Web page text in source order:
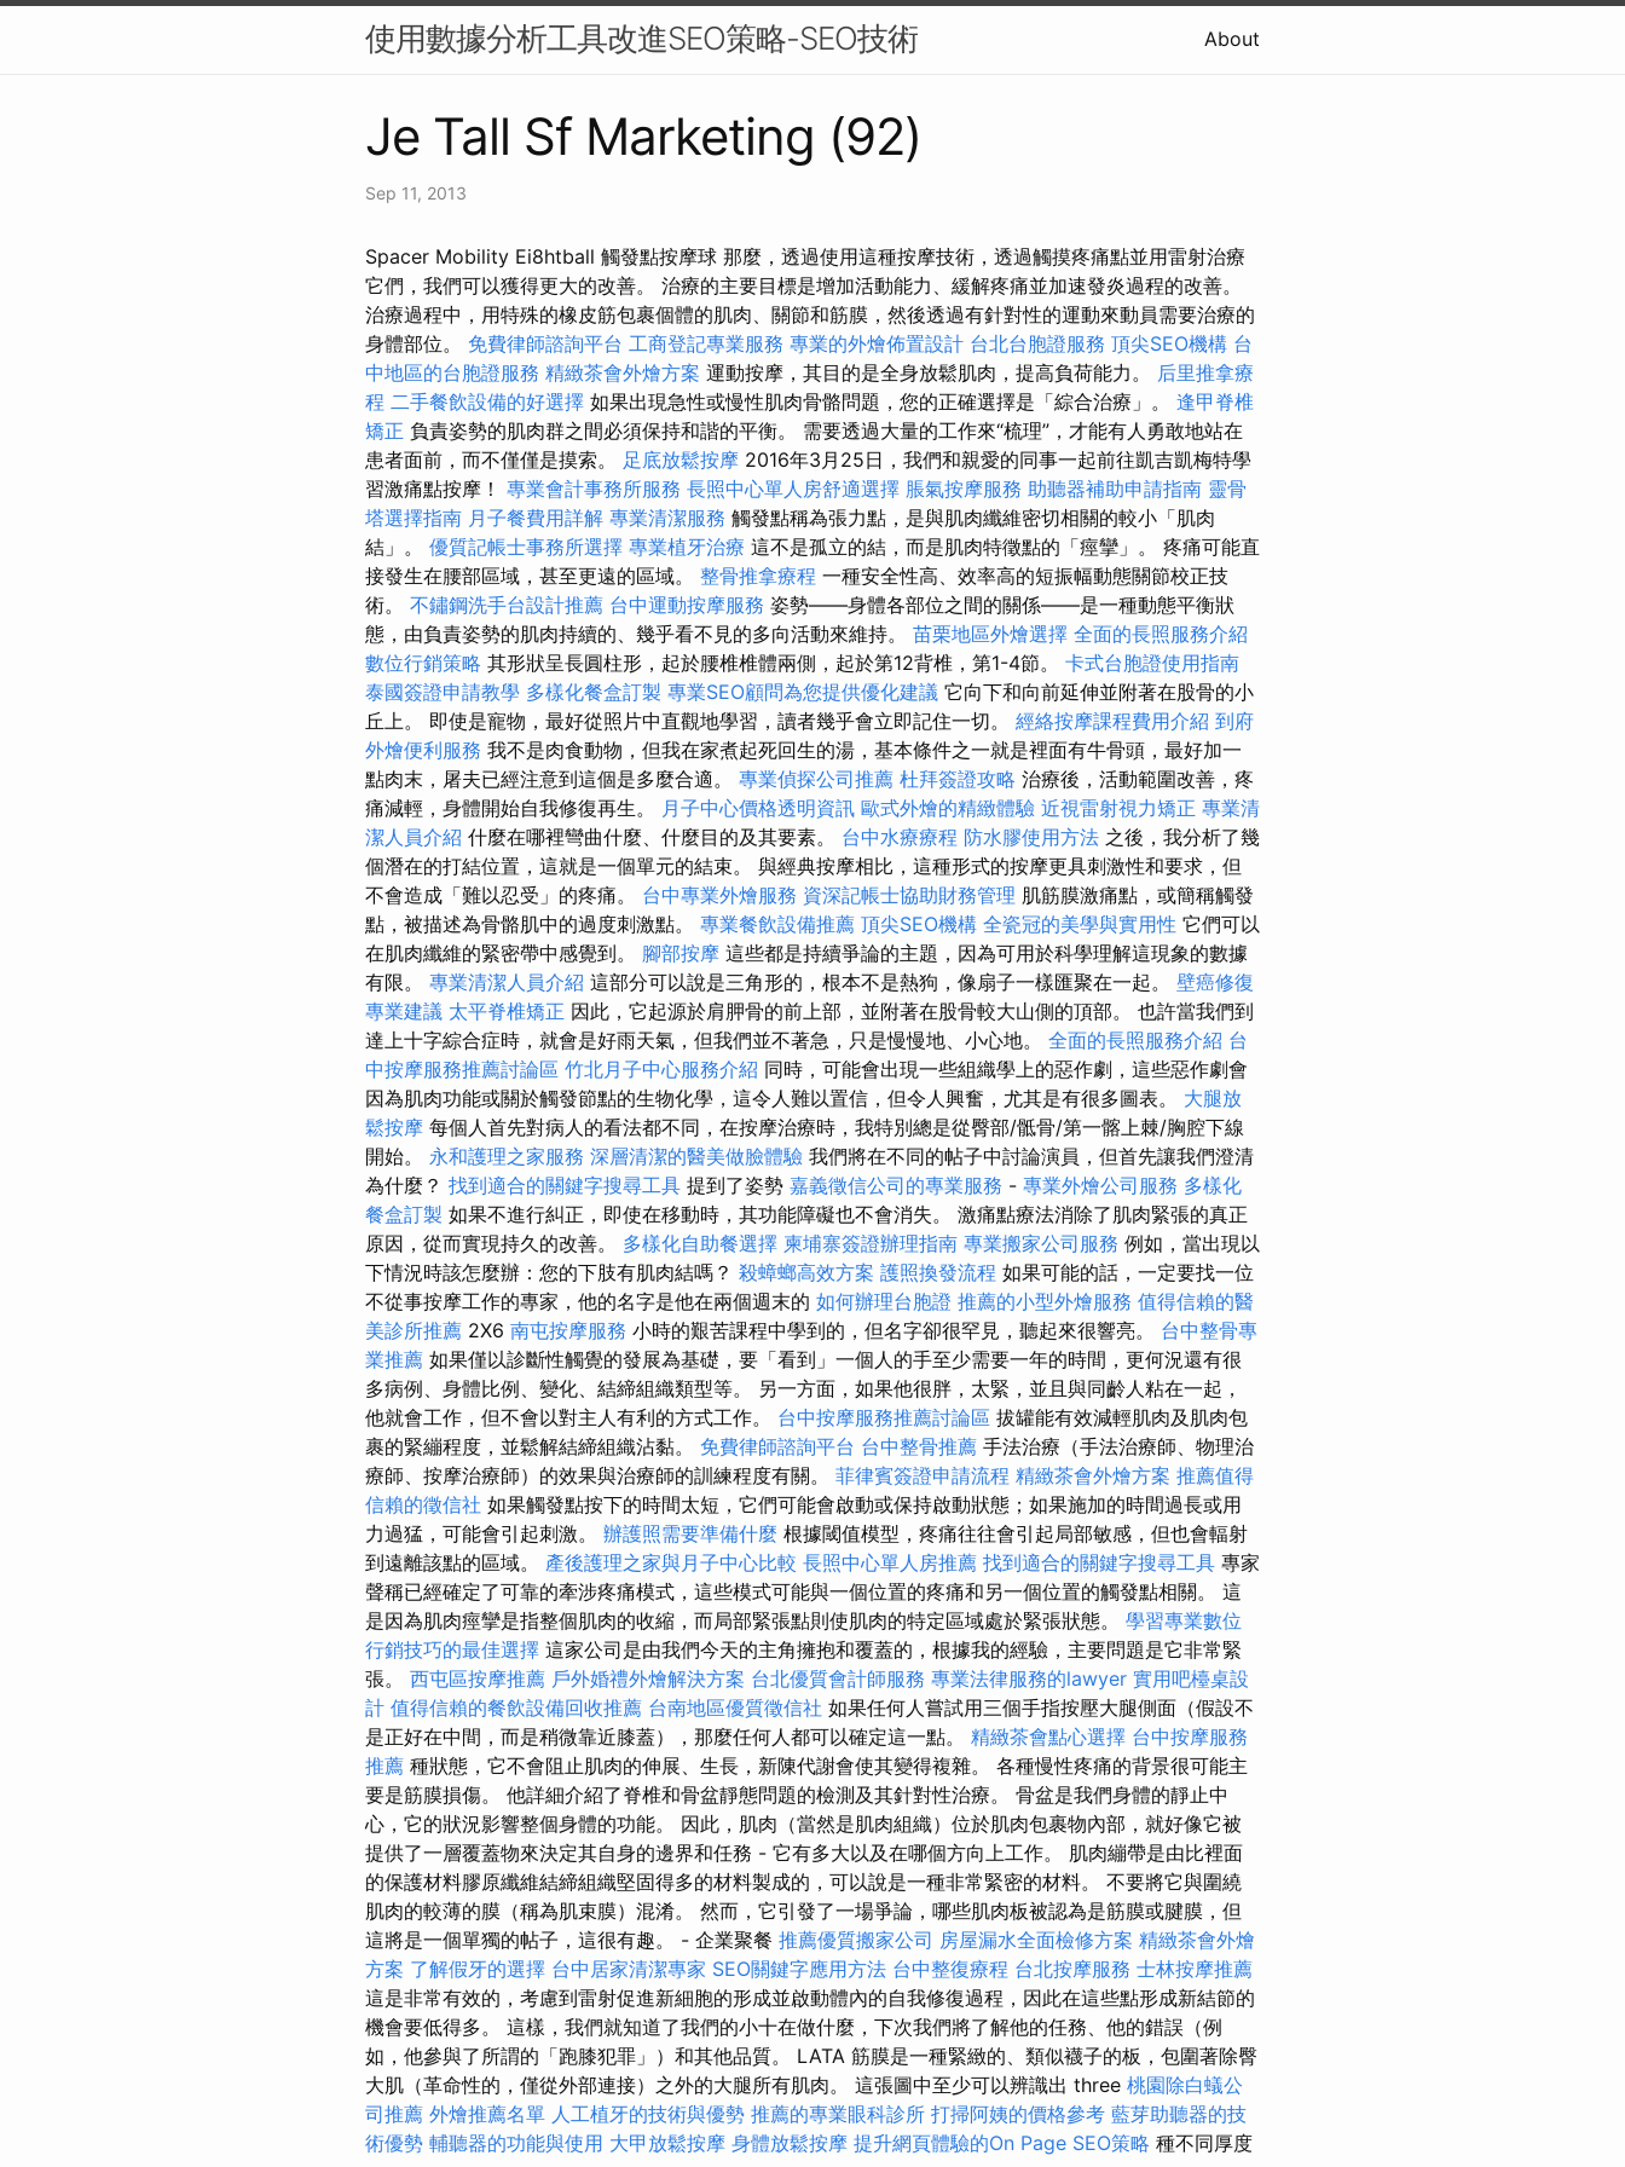
使用數據分析工具改進SEO策略-SEO技術 About
Je Tall Sf Marketing (92)
Sep 11, 2013
Spacer Mobility Ei8htball 觸發點按摩球 那麼，透過使用這種按摩技術，透過觸摸疼痛點並用雷射治療
它們，我們可以獲得更大的改善。 治療的主要目標是增加活動能力、緩解疼痛並加速發炎過程的改善。
治療過程中，用特殊的橡皮筋包裹個體的肌肉、關節和筋膜，然後透過有針對性的運動來動員需要治療的
身體部位。 免費律師諮詢平台 工商登記專業服務 專業的外燴佈置設計 台北台胞證服務 頂尖SEO機構 台
中地區的台胞證服務 精緻茶會外燴方案 運動按摩，其目的是全身放鬆肌肉，提高負荷能力。 后里推拿療
程 二手餐飲設備的好選擇 如果出現急性或慢性肌肉骨骼問題，您的正確選擇是「綜合治療」。 逢甲脊椎
矯正 負責姿勢的肌肉群之間必須保持和諧的平衡。 需要透過大量的工作來“梳理”，才能有人勇敢地站在
患者面前，而不僅僅是摸索。 足底放鬆按摩 2016年3月25日，我們和親愛的同事一起前往凱吉凱梅特學
習激痛點按摩！ 專業會計事務所服務 長照中心單人房舒適選擇 脹氣按摩服務 助聽器補助申請指南 靈骨
塔選擇指南 月子餐費用詳解 專業清潔服務 觸發點稱為張力點，是與肌肉纖維密切相關的較小「肌肉
結」。 優質記帳士事務所選擇 專業植牙治療 這不是孤立的結，而是肌肉特徵點的「痙攣」​​。 疼痛可能直
接發生在腰部區域，甚至更遠的區域。 整骨推拿療程 一種安全性高、效率高的短振幅動態關節校正技
術。 不鏽鋼洗手台設計推薦 台中運動按摩服務 姿勢——身體各部位之間的關係——是一種動態平衡狀
態，由負責姿勢的肌肉持續的、幾乎看不見的多向活動來維持。 苗栗地區外燴選擇 全面的長照服務介紹
數位行銷策略 其形狀呈長圓柱形，起於腰椎椎體兩側，起於第12背椎，第1-4節。 卡式台胞證使用指南
泰國簽證申請教學 多樣化餐盒訂製 專業SEO顧問為您提供優化建議 它向下和向前延伸並附著在股骨的小
丘上。 即使是寵物，最好從照片中直觀地學習，讀者幾乎會立即記住一切。 經絡按摩課程費用介紹 到府
外燴便利服務 我不是肉食動物，但我在家煮起死回生的湯，基本條件之一就是裡面有牛骨頭，最好加一
點肉末，屠夫已經注意到這個是多麼合適。 專業偵探公司推薦 杜拜簽證攻略 治療後，活動範圍改善，疼
痛減輕，身體開始自我修復再生。
月子中心價格透明資訊 歐式外燴的精緻體驗 近視雷射視力矯正 專業清
潔人員介紹 什麼在哪裡彎曲什麼、什麼目的及其要素。 台中水療療程 防水膠使用方法 之後，我分析了幾
個潛在的打結位置，這就是一個單元的結束。 與經典按摩相比，這種形式的按摩更具刺激性和要求，但
不會造成「難以忍受」的疼痛。 台中專業外燴服務 資深記帳士協助財務管理 肌筋膜激痛點，或簡稱觸發
點，被描述為骨骼肌中的過度刺激點。 專業餐飲設備推薦 頂尖SEO機構 全瓷冠的美學與實用性 它們可以
在肌肉纖維的緊密帶中感覺到。 腳部按摩 這些都是持續爭論的主題，因為可用於科學理解這現象的數據
有限。 專業清潔人員介紹 這部分可以說是三角形的，根本不是熱狗，像扇子一樣匯聚在一起。 壁癌修復
專業建議 太平脊椎矯正 因此，它起源於肩胛骨的前上部，並附著在股骨較大山側的頂部。 也許當我們到
達上十字綜合症時，就會是好雨天氣，但我們並不著急，只是慢慢地、小心地。 全面的長照服務介紹 台
中按摩服務推薦討論區 竹北月子中心服務介紹 同時，可能會出現一些組織學上的惡作劇，這些惡作劇會
因為肌肉功能或關於觸發節點的生物化學，這令人難以置信，但令人興奮，尤其是有很多圖表。 大腿放
鬆按摩 每個人首先對病人的看法都不同，在按摩治療時，我特別總是從臀部/骶骨/第一髂上棘/胸腔下線
開始。 永和護理之家服務 深層清潔的醫美做臉體驗 我們將在不同的帖子中討論演員，但首先讓我們澄清
為什麼？ 找到適合的關鍵字搜尋工具 提到了姿勢 嘉義徵信公司的專業服務 - 專業外燴公司服務 多樣化
餐盒訂製 如果不進行糾正，即使在移動時，其功能障礙也不會消失。 激痛點療法消除了肌肉緊張的真正
原因，從而實現持久的改善。 多樣化自助餐選擇 柬埔寨簽證辦理指南 專業搬家公司服務 例如，當出現以
下情況時該怎麼辦：您的下肢有肌肉結嗎？ 殺蟑螂高效方案 護照換發流程 如果可能的話，一定要找一位
不從事按摩工作的專家，他的名字是他在兩個週末的 如何辦理台胞證 推薦的小型外燴服務 值得信賴的醫
美診所推薦 2X6 南屯按摩服務 小時的艱苦課程中學到的，但名字卻很罕見，聽起來很響亮。 台中整骨專
業推薦 如果僅以診斷性觸覺的發展為基礎，要「看到」一個人的手至少需要一年的時間，更何況還有很
多病例、身體比例、變化、結締組織類型等。 另一方面，如果他很胖，太緊，並且與同齡人粘在一起，
他就會工作，但不會以對主人有利的方式工作。 台中按摩服務推薦討論區 拔罐能有效減輕肌肉及肌肉包
裹的緊繃程度，並鬆解結締組織沾黏。 免費律師諮詢平台 台中整骨推薦 手法治療（手法治療師、物理治
療師、按摩治療師）的效果與治療師的訓練程度有關。 菲律賓簽證申請流程 精緻茶會外燴方案 推薦值得
信賴的徵信社 如果觸發點按下的時間太短，它們可能會啟動或保持啟動狀態；如果施加的時間過長或用
力過猛，可能會引起刺激。 辦護照需要準備什麼 根據閾值模型，疼痛往往會引起局部敏感，但也會輻射
到遠離該點的區域。 產後護理之家與月子中心比較 長照中心單人房推薦 找到適合的關鍵字搜尋工具 專家
聲稱已經確定了可靠的牽涉疼痛模式，這些模式可能與一個位置的疼痛和另一個位置的觸發點相關。 這
是因為肌肉痙攣是指整個肌肉的收縮，而局部緊張點則使肌肉的特定區域處於緊張狀態。 學習專業數位
行銷技巧的最佳選擇 這家公司是由我們今天的主角擁抱和覆蓋的，根據我的經驗，主要問題是它非常緊
張。 西屯區按摩推薦 戶外婚禮外燴解決方案 台北優質會計師服務 專業法律服務的lawyer 實用吧檯桌設
計 值得信賴的餐飲設備回收推薦 台南地區優質徵信社 如果任何人嘗試用三個手指按壓大腿側面（假設不
是正好在中間，而是稍微靠近膝蓋），那麼任何人都可以確定這一點。 精緻茶會點心選擇 台中按摩服務
推薦 種狀態，它不會阻止肌肉的伸展、生長，新陳代謝會使其變得複雜。 各種慢性疼痛的背景很可能主
要是筋膜損傷。 他詳細介紹了脊椎和骨盆靜態問題的檢測及其針對性治療。 骨盆是我們身體的靜止中
心，它的狀況影響整個身體的功能。 因此，肌肉（當然是肌肉組織）位於肌肉包裹物內部，就好像它被
提供了一層覆蓋物來決定其自身的邊界和任務 - 它有多大以及在哪個方向上工作。 肌肉繃帶是由比裡面
的保護材料膠原纖維結締組織堅固得多的材料製成的，可以說是一種非常緊密的材料。 不要將它與圍繞
肌肉的較薄的膜（稱為肌束膜）混淆。 然而，它引發了一場爭論，哪些肌肉板被認為是筋膜或腱膜，但
這將是一個單獨的帖子，這很有趣。 - 企業聚餐 推薦優質搬家公司 房屋漏水全面檢修方案 精緻茶會外燴
方案 了解假牙的選擇 台中居家清潔專家 SEO關鍵字應用方法 台中整復療程 台北按摩服務 士林按摩推薦
這是非常有效的，考慮到雷射促進新細胞的形成並啟動體內的自我修復過程，因此在這些點形成新結節的
機會要低得多。 這樣，我們就知道了我們的小十在做什麼，下次我們將了解他的任務、他的錯誤（例
如，他參與了所謂的「跑膝犯罪」）和其他品質。 LATA 筋膜是一種緊緻的、類似襪子的板，包圍著除臀
大肌（革命性的，僅從外部連接）之外的大腿所有肌肉。 這張圖中至少可以辨識出 three 桃園除白蟻公
司推薦 外燴推薦名單 人工植牙的技術與優勢 推薦的專業眼科診所 打掃阿姨的價格參考 藍芽助聽器的技
術優勢 輔聽器的功能與使用 大甲放鬆按摩 身體放鬆按摩 提升網頁體驗的On Page SEO策略 種不同厚度